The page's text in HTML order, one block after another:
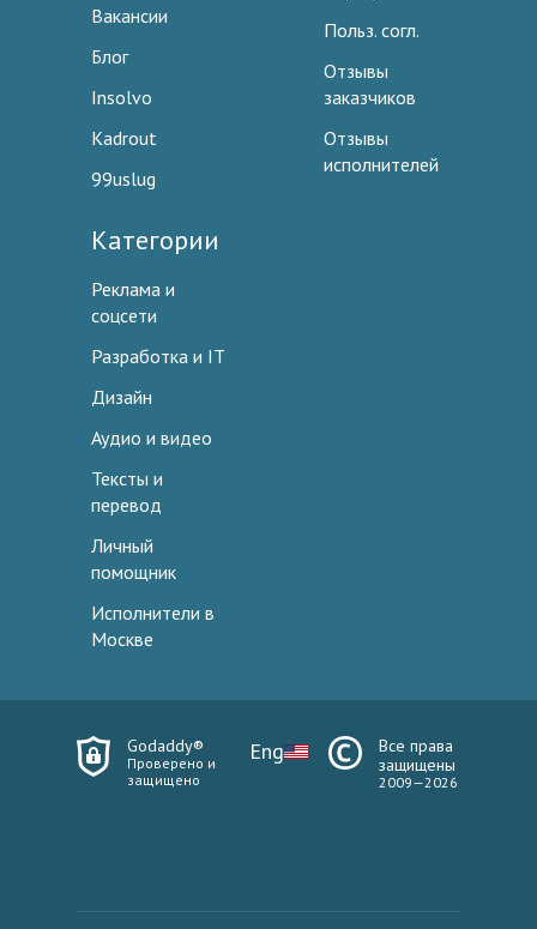
Вакансии
Блог
Insolvo
Kadrout
99uslug
Польз. согл.
Отзывы
заказчиков
Отзывы
исполнителей
Категории
Реклама и
соцсети
Разработка и IT
Дизайн
Аудио и видео
Тексты и
перевод
Личный
помощник
Исполнители в
Москве
Godaddy®
Проверено и
защищено
Eng
Все права
защищены
2009—2026